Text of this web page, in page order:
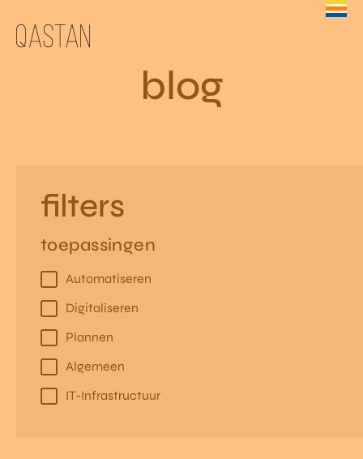
blog
filters
toepassingen
Automatiseren
Digitaliseren
Plannen
Algemeen
IT-Infrastructuur